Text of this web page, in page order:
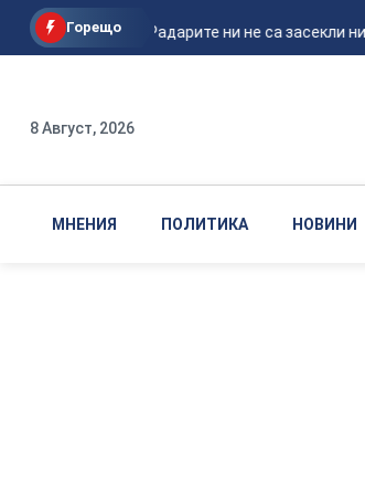
Горещо
Румъния: Радарите ни не са засекли
8 Август, 2026
МНЕНИЯ ПОЛИТИКА НОВИНИ